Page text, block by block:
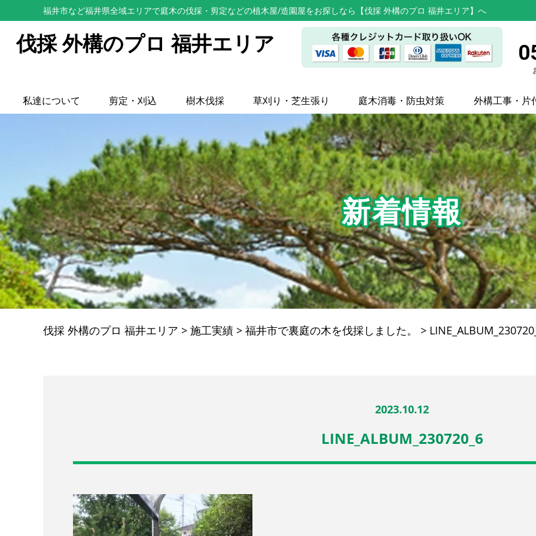
福井市など福井県全域エリアで庭木の伐採・剪定などの植木屋/造園屋をお探しなら【伐採 外構のプロ 福井エリア】へ
伐採 外構のプロ 福井エリア
私達について 剪定・刈込 樹木伐採 草刈り・芝生張り 庭木消毒・防虫対策 外構工事・片
新着情報
伐採 外構のプロ 福井エリア > 施工実績 > 福井市で裏庭の木を伐採しました。 >
2023.10.12
LINE_ALBUM_230720_6